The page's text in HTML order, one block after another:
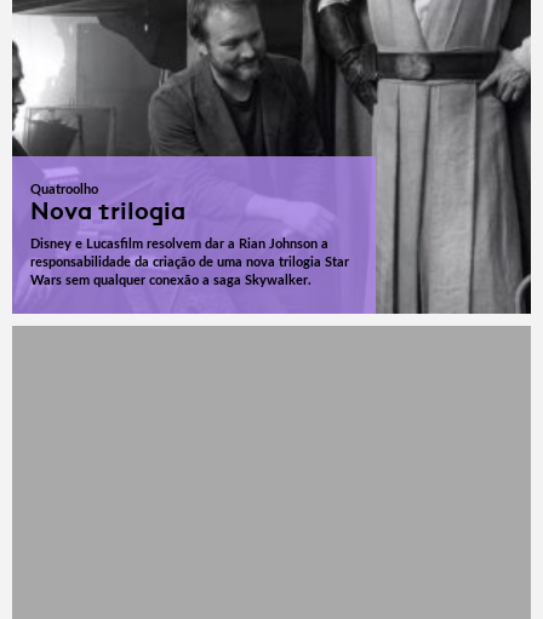
Quatroolho
Nova trilogia
Disney e Lucasfilm resolvem dar a Rian Johnson a
responsabilidade da criação de uma nova trilogia Star
Wars sem qualquer conexão a saga Skywalker.